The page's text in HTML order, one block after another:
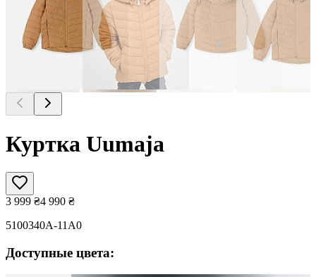
Куртка Uumaja
3 999 ₴4 990 ₴
5100340A-11A0
Доступные цвета: